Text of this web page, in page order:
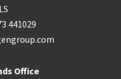
441029
Office